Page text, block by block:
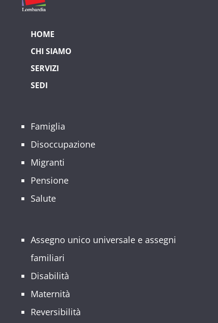
HOME
CHI SIAMO
SERVIZI
SEDI
Famiglia
Disoccupazione
Migranti
Pensione
Salute
Assegno unico universale e assegni
familiari
Disabilità
Maternità
Reversibilità